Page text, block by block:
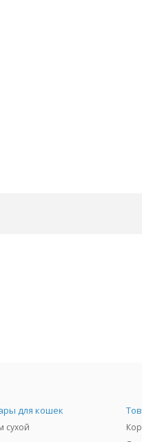
для кошек
сухой